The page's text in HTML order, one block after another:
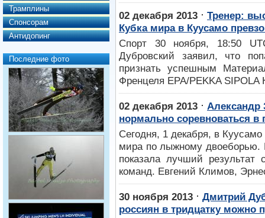
Трамплины
Спонсорам
Антидопинг
Последние фото
02 декабря 2013 ⋅ Тренер:
Кубка мира в Куусамо
Спорт 30 ноября, 18:50
Дубровский заявил, что
признать успешным
Френцеля EPA/PEKKA
02 декабря 2013 ⋅ Александр
нормально соревноваться
Сегодня, 1 декабря, в
мира по лыжному двоеборью.
показала лучший
команд. Евгений Климов,
30 ноября 2013 ⋅ Дмитрий
россиян в тридцатку можно